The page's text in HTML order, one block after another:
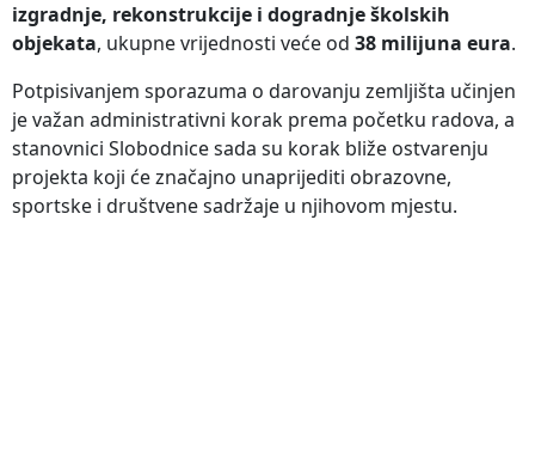
izgradnje, rekonstrukcije i dogradnje školskih
objekata, ukupne vrijednosti veće od 38 milijuna eura.
Potpisivanjem sporazuma o darovanju zemljišta učinjen
je važan administrativni korak prema početku radova, a
stanovnici Slobodnice sada su korak bliže ostvarenju
projekta koji će značajno unaprijediti obrazovne,
sportske i društvene sadržaje u njihovom mjestu.